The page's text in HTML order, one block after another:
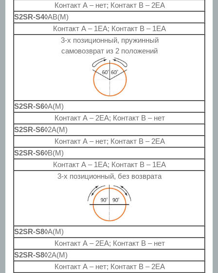
Контакт А – нет; Контакт B – 2EA
S2SR-S4◊AB(M)
Контакт А – 1EA; Контакт B – 1EA
3-х позиционный, пружинный
самовозврат из 2 положений
S2SR-S6◊A(M)
Контакт А – 2EA; Контакт B – нет
S2SR-S6◊2A(M)
Контакт А – нет; Контакт B – 2EA
S2SR-S6◊B(M)
Контакт А – 1EA; Контакт B – 1EA
3-х позиционный, без возврата
S2SR-S8◊A(M)
Контакт А – 2EA; Контакт B – нет
S2SR-S8◊2A(M)
Контакт А – нет; Контакт B – 2EA